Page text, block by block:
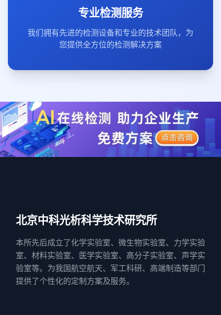
专业检测服务
我们拥有先进的检测设备和专业的技术团队，为
您提供全方位的检测解决方案
北京中科光析科学技术研究所
本所先后成立了化学实验室、微生物实验室、力学实验
室、材料实验室、医学实验室、高分子实验室、声学实
验室等。为我国航空航天、军工科研、高端制造等部门
提供了个性化的定制方案及服务。